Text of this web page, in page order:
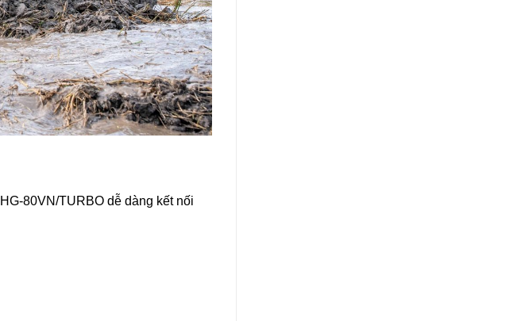
80VN/TURBO dễ dàng kết nối